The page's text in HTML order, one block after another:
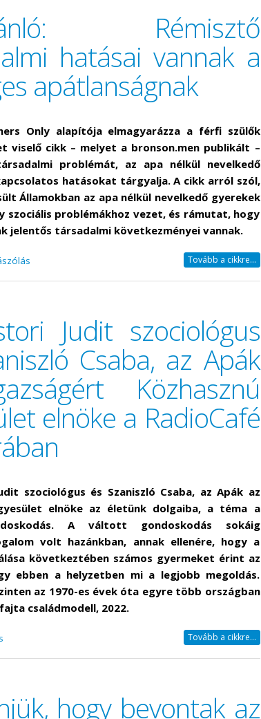
Rémisztő
hatásai vannak a
apátlanságnak
Only alapítója elmagyarázza a férfi szülők
viselő cikk – melyet a bronson.men publikált –
problémát, az apa nélkül nevelkedő
hatásokat tárgyalja. A cikk arról szól,
Államokban az apa nélkül nevelkedő gyerekek
szociális problémákhoz vezet, és rámutat, hogy
jelentős társadalmi következményei vannak.
Tovább a cikkre...
Judit szociológus
Csaba, az Apák
Közhasznú
elnöke a RadioCafé
szociológus és Szaniszló Csaba, az Apák az
elnöke az életünk dolgaiba, a téma a
A váltott gondoskodás sokáig
volt hazánkban, annak ellenére, hogy a
következtében számos gyermeket érint az
ebben a helyzetben mi a legjobb megoldás.
az 1970-es évek óta egyre több országban
családmodell, 2022.
Tovább a cikkre...
hogy bevontak az